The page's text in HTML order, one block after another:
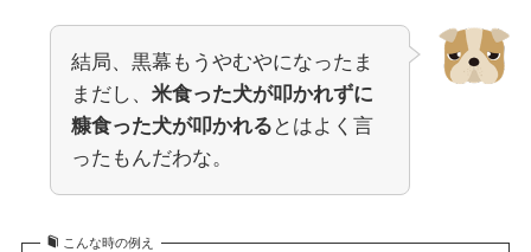
結局、黒幕もうやむやになったま
まだし、 米食った犬が叩かれずに
糠食った犬が叩かれる とはよく言
ったもんだわな。
こんな時の例え